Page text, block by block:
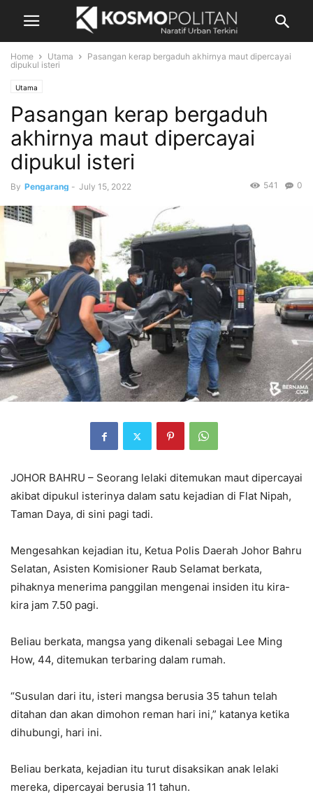
Home Utama
Pasangan kerap bergaduh akhirnya maut dipercayai
dipukul isteri
Utama
Pasangan kerap bergaduh
akhirnya maut dipercayai
dipukul isteri
By Pengarang - July 15, 2022 0
541
JOHOR BAHRU – Seorang lelaki ditemukan maut dipercayai
akibat dipukul isterinya dalam satu kejadian di Flat Nipah,
Taman Daya, di sini pagi tadi.
Mengesahkan kejadian itu, Ketua Polis Daerah Johor Bahru
Selatan, Asisten Komisioner Raub Selamat berkata,
pihaknya menerima panggilan mengenai insiden itu kira-
kira jam 7.50 pagi.
Beliau berkata, mangsa yang dikenali sebagai Lee Ming
How, 44, ditemukan terbaring dalam rumah.
“Susulan dari itu, isteri mangsa berusia 35 tahun telah
ditahan dan akan dimohon reman hari ini,” katanya ketika
dihubungi, hari ini.
Beliau berkata, kejadian itu turut disaksikan anak lelaki
mereka, dipercayai berusia 11 tahun.